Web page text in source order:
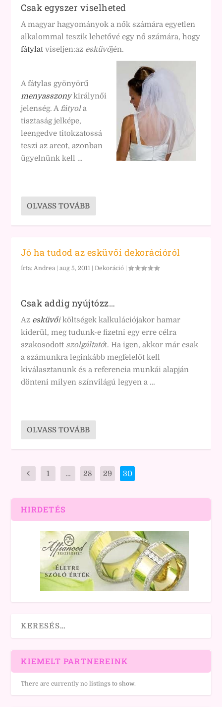
Csak egyszer viselheted
A magyar hagyományok a nők számára egyetlen
alkalommal teszik lehetővé egy nő számára, hogy
fátylat viseljen:az esküvőjén.
A fátylas gyönyörű
menyasszonykirálynői
jelenség. Afátyola
tisztaság jelképe,
leengedve titokzatossá
teszi az arcot, azonban
ügyelnünk kell …
OLVASS TOVÁBB
Jó ha tudod az esküvői dekorációról
Írta:Andrea |aug 5, 2011 |Dekoráció |
Csak addig nyújtózz…
Az esküvőiköltségek kalkulációjakor hamar
kiderül, meg tudunk-e fizetni egy erre célra
szakosodott szolgáltatót. Ha igen, akkor már csak
a számunkra leginkább megfelelőt kell
kiválasztanunk és a referencia munkái alapján
dönteni milyen színvilágú legyen a …
OLVASS TOVÁBB
1 … 28 29 30
HIRDETÉS
KIEMELT PARTNEREINK
There are currently no listings to show.